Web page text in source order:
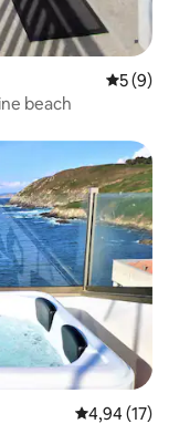
5 (9)
beach
4,94 (17)